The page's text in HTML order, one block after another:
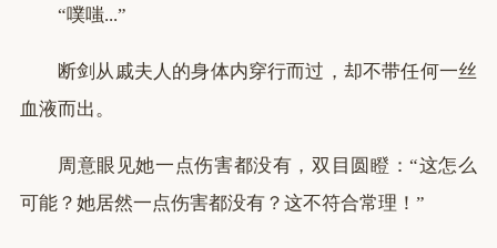
“噗嗤...”
断剑从戚夫人的身体内穿行而过，却不带任何一丝
血液而出。
周意眼见她一点伤害都没有，双目圆瞪：“这怎么
可能？她居然一点伤害都没有？这不符合常理！”